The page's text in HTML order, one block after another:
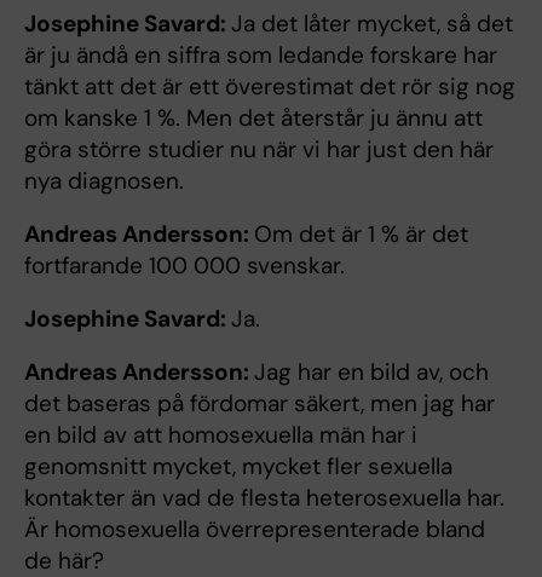
Josephine Savard: Ja det låter mycket, så det
är ju ändå en siffra som ledande forskare har
tänkt att det är ett överestimat det rör sig nog
om kanske 1 %. Men det återstår ju ännu att
göra större studier nu när vi har just den här
nya diagnosen.
Andreas Andersson: Om det är 1 % är det
fortfarande 100 000 svenskar.
Josephine Savard: Ja.
Andreas Andersson: Jag har en bild av, och
det baseras på fördomar säkert, men jag har
en bild av att homosexuella män har i
genomsnitt mycket, mycket fler sexuella
kontakter än vad de flesta heterosexuella har.
Är homosexuella överrepresenterade bland
de här?